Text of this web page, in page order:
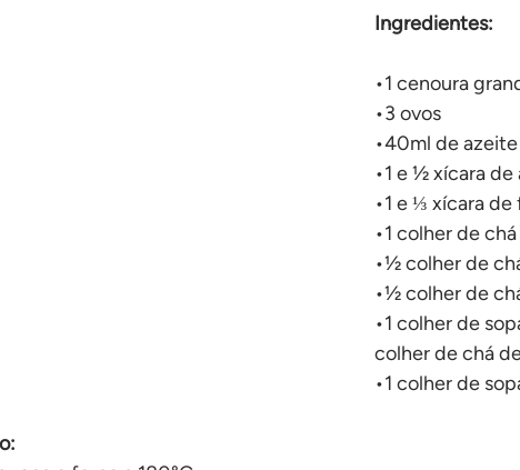
Para receber amigos Café da
Ingredientes:
•1 cenoura
•3 ovos
•40ml de
•1 e ½ xícara
•1 e ⅓ xícara
•1 colher de
•½ colher de
•½ colher de
•1 colher de
colher de chá
•1 colher de